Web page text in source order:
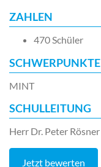
ZAHLEN
470 Schüler
SCHWERPUNKTE
MINT
SCHULLEITUNG
Herr Dr. Peter Rösner
Jetzt bewerten